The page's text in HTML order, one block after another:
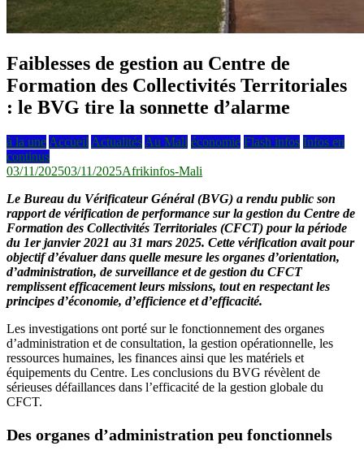
Faiblesses de gestion au Centre de
Formation des Collectivités Territoriales
: le BVG tire la sonnette d’alarme
à la une Accueil Actualités Au Mali économie Flash infos Infos en
continus
03/11/202503/11/2025Afrikinfos-Mali
Le Bureau du Vérificateur Général (BVG) a rendu public son
rapport de vérification de performance sur la gestion du Centre de
Formation des Collectivités Territoriales (CFCT) pour la période
du 1er janvier 2021 au 31 mars 2025. Cette vérification avait pour
objectif d’évaluer dans quelle mesure les organes d’orientation,
d’administration, de surveillance et de gestion du CFCT
remplissent efficacement leurs missions, tout en respectant les
principes d’économie, d’efficience et d’efficacité.
Les investigations ont porté sur le fonctionnement des organes
d’administration et de consultation, la gestion opérationnelle, les
ressources humaines, les finances ainsi que les matériels et
équipements du Centre. Les conclusions du BVG révèlent de
sérieuses défaillances dans l’efficacité de la gestion globale du
CFCT.
Des organes d’administration peu fonctionnels